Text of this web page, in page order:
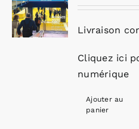
Livraison
Cliquez ici
numérique
Ajouter au
panier